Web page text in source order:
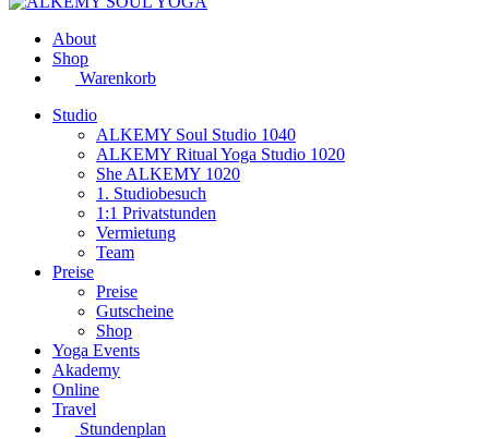
About
Shop
Warenkorb
Studio
ALKEMY Soul Studio 1040
ALKEMY Ritual Yoga Studio 1020
She ALKEMY 1020
1. Studiobesuch
1:1 Privatstunden
Vermietung
Team
Preise
Preise
Gutscheine
Shop
Yoga Events
Akademy
Online
Travel
Stundenplan